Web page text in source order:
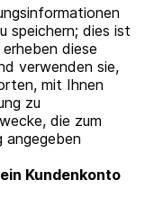
speichern; dies ist
diese
verwenden sie,
mit Ihnen
zu
die zum
angegeben
Kundenkonto